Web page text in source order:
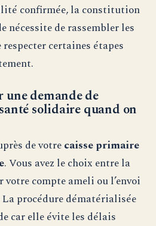
confirmée, la constitution
nécessite de rassembler les
certaines étapes
une demande de
solidaire quand on
de votrecaisse primaire
. Vous avez le choix entre la
compte ameli ou l’envoi
procédure dématérialisée
car elle évite les délais